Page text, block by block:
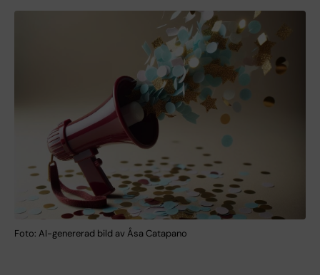
Foto: AI-genererad bild av Åsa Catapano